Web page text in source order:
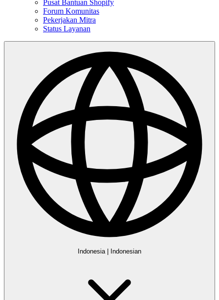
Pusat Bantuan Shopify
Forum Komunitas
Pekerjakan Mitra
Status Layanan
Indonesia| Indonesian